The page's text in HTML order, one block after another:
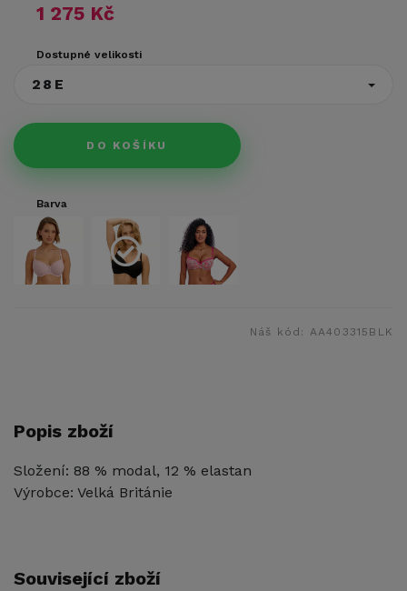
1 275 Kč
Dostupné velikosti
28E
DO KOŠÍKU
Barva
Náš kód: AA403315BLK
Popis zboží
Složení: 88 % modal, 12 % elastan
Výrobce: Velká Británie
Související zboží